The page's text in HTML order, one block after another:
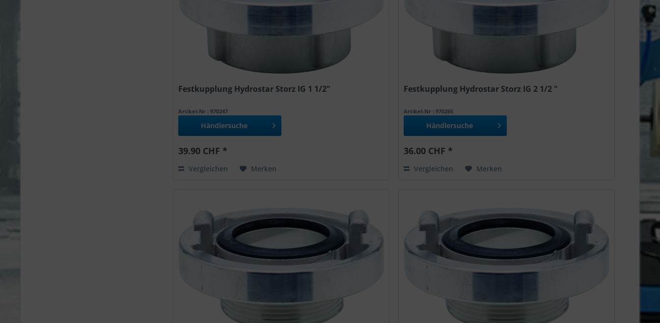
Festkupplung Hydrostar Storz IG 1 1/2"
Artikel-Nr : 970247
Händlersuche
39.90 CHF *
Vergleichen Merken
Festkupplung Hydrostar Storz IG 2 1/2 "
Artikel-Nr : 970265
Händlersuche
36.00 CHF *
Vergleichen Merken